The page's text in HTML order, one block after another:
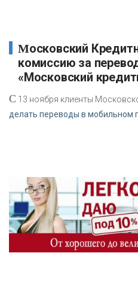
Московский Кредитный банк отменил
комиссию за
«Московский
С 13 ноября клиенты
делать переводы в мобильном